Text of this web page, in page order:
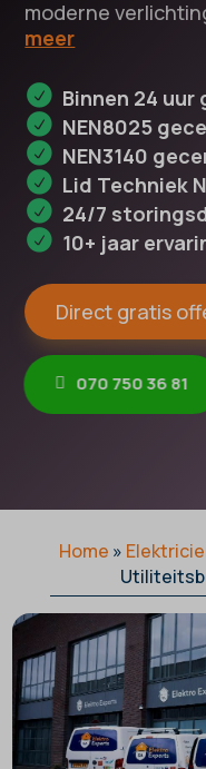
moderne
meer
Binnen 24
NEN8025
NEN3140
Lid Techniek
24/7
10+ jaar
Direct gratis
070 750 36 81
Home »